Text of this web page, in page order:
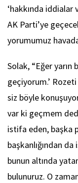
‘hakkında
AK Parti’ye
yorumumuz
Solak, “Eğer yarın
geçiyorum.’
siz böyle
var ki geçmem
istifa eden, başka
başkanlığından
bunun altında
bulunuruz. O